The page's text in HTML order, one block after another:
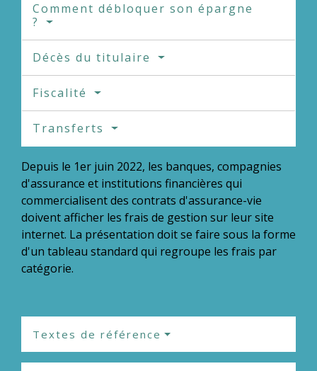
Comment débloquer son épargne
?
Décès du titulaire
Fiscalité
Transferts
Depuis le 1er juin 2022, les banques, compagnies
d'assurance et institutions financières qui
commercialisent des contrats d'assurance-vie
doivent afficher les frais de gestion sur leur site
internet. La présentation doit se faire sous la forme
d'un tableau standard qui regroupe les frais par
catégorie.
Textes de référence